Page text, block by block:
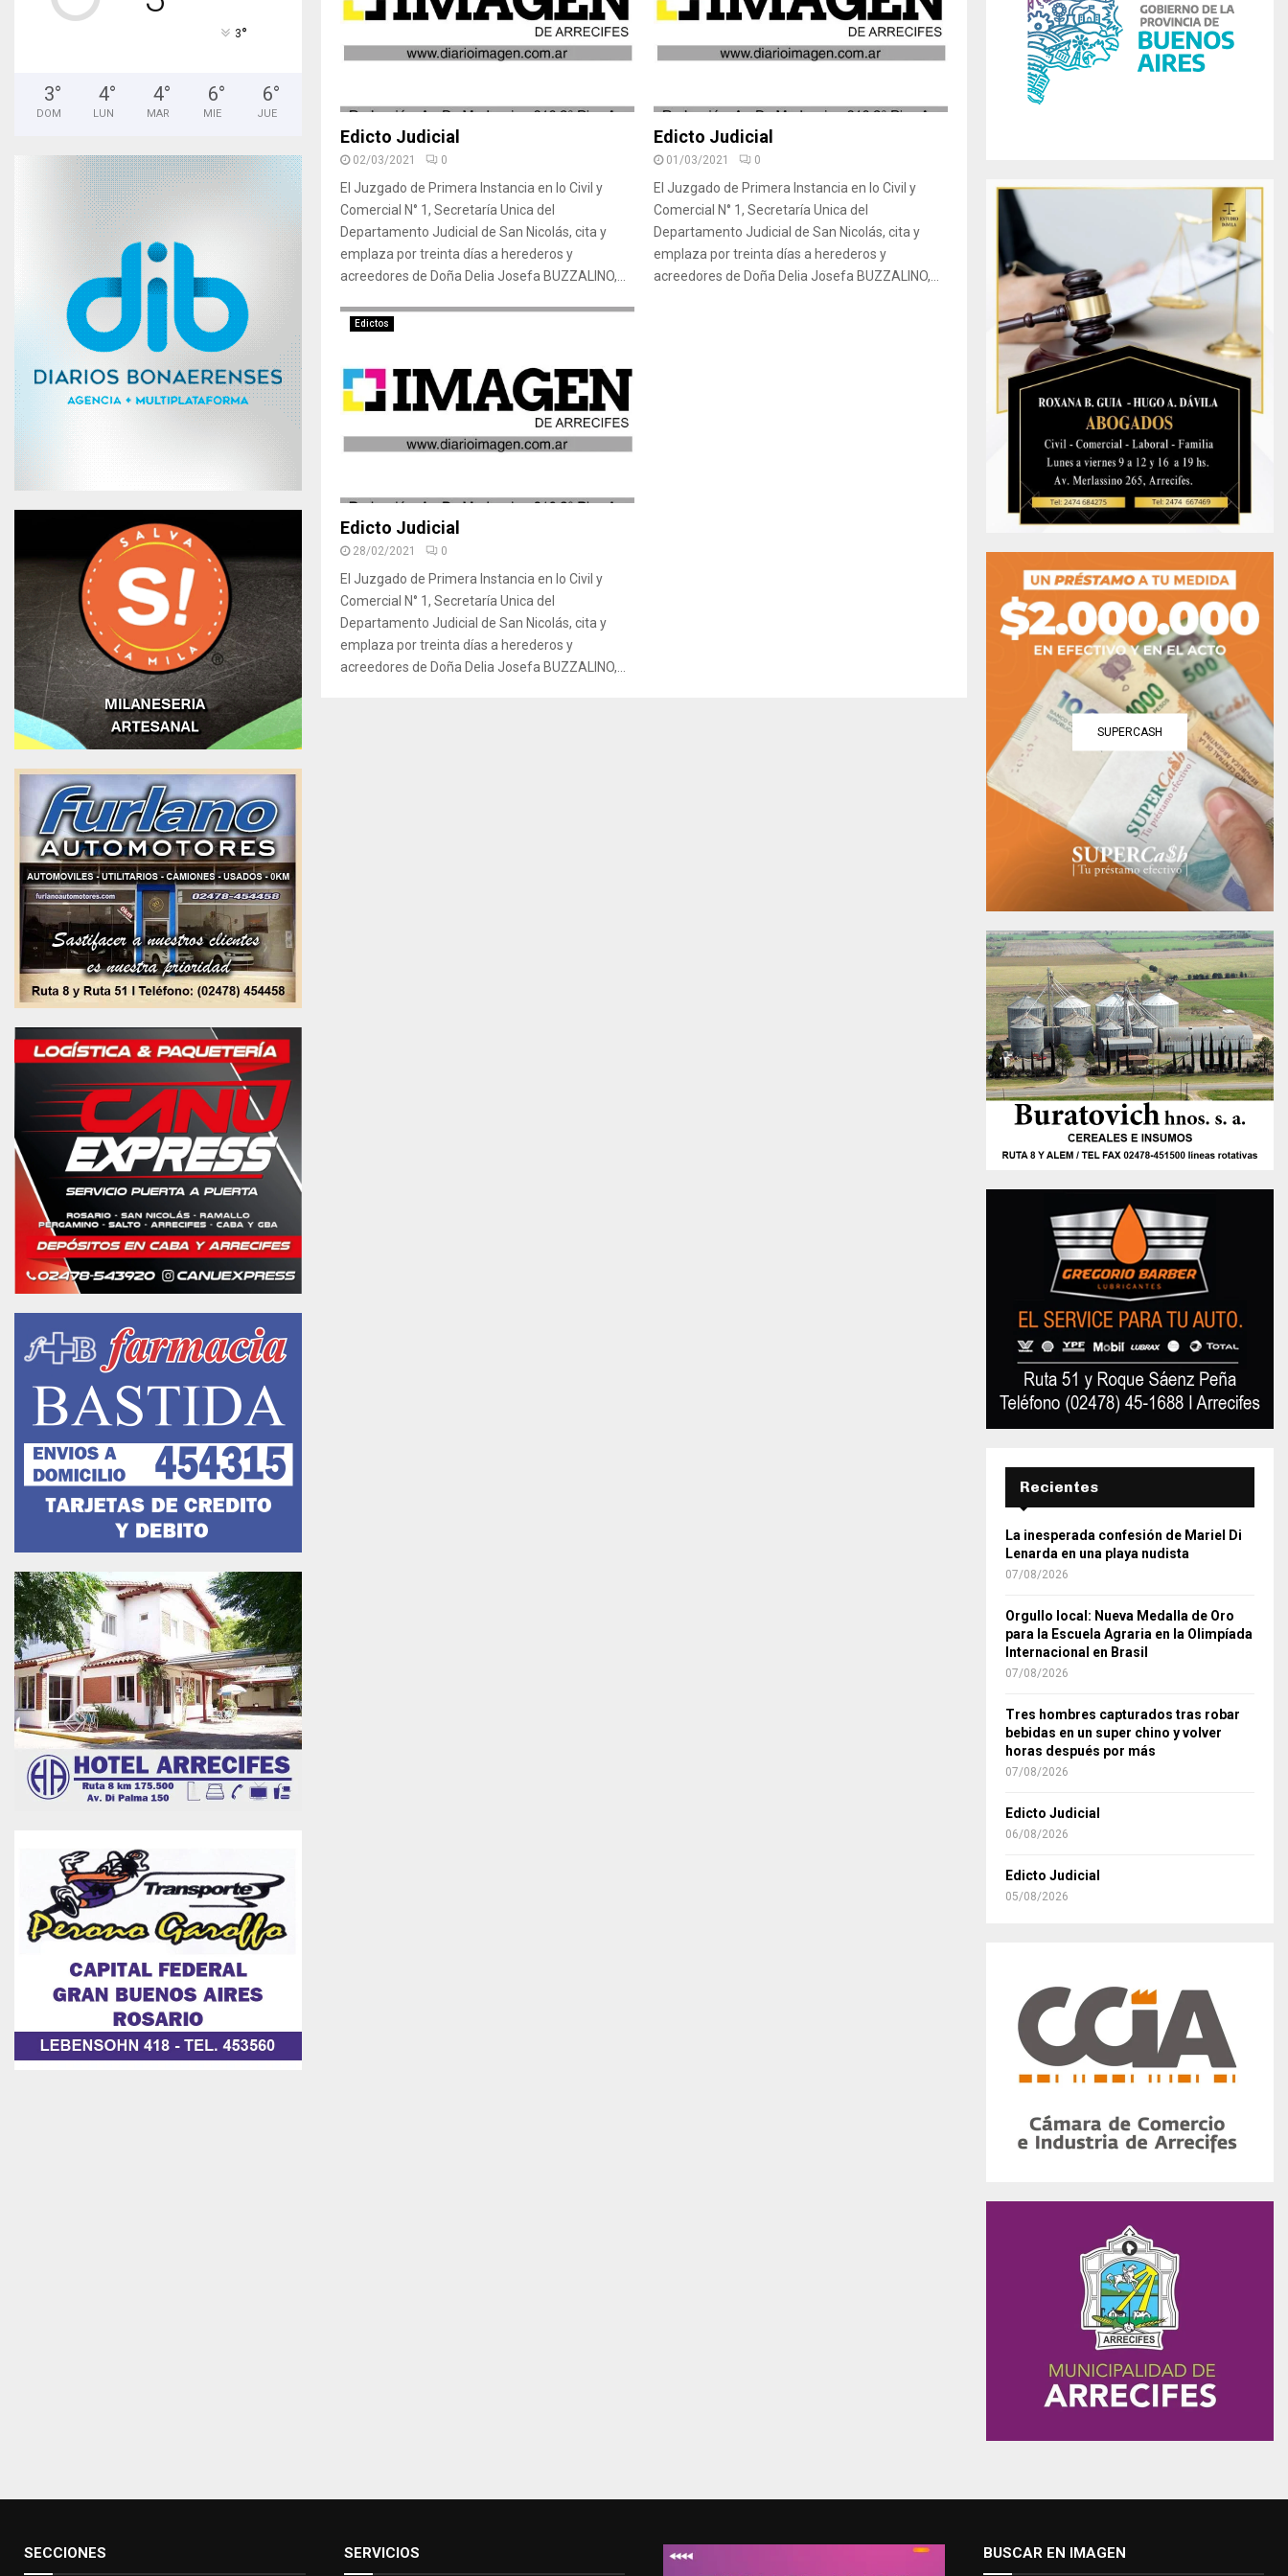
Edicto Judicial
02/03/2021 0
El Juzgado de Primera Instancia en lo Civil y
Comercial N° 1, Secretaría Unica del
Departamento Judicial de San Nicolás, cita y
emplaza por treinta días a herederos y
acreedores de Doña Delia Josefa BUZZALINO,...
Edicto Judicial
01/03/2021 0
El Juzgado de Primera Instancia en lo Civil y
Comercial N° 1, Secretaría Unica del
Departamento Judicial de San Nicolás, cita y
emplaza por treinta días a herederos y
acreedores de Doña Delia Josefa BUZZALINO,...
Edictos
Edicto Judicial
28/02/2021 0
El Juzgado de Primera Instancia en lo Civil y
Comercial N° 1, Secretaría Unica del
Departamento Judicial de San Nicolás, cita y
emplaza por treinta días a herederos y
acreedores de Doña Delia Josefa BUZZALINO,...
3°
3°
DOM
4°
LUN
4°
MAR
6°
MIE
6°
JUE
R
C
SUPERCASH
Recientes
La inesperada confesión de Mariel Di
Lenarda en una playa nudista
07/08/2026
Orgullo local: Nueva Medalla de Oro
para la Escuela Agraria en la Olimpíada
Internacional en Brasil
07/08/2026
Tres hombres capturados tras robar
bebidas en un super chino y volver
horas después por más
07/08/2026
Edicto Judicial
06/08/2026
Edicto Judicial
05/08/2026
SECCIONES SERVICIOS BUSCAR EN IMAGEN